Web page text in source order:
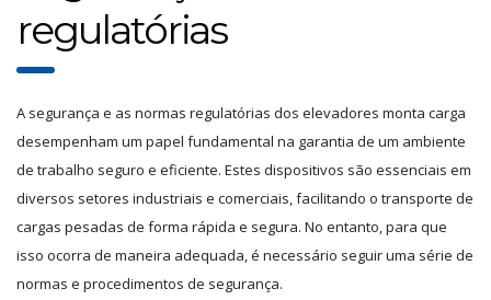
regulatórias
A segurança e as normas regulatórias dos elevadores monta carga
desempenham um papel fundamental na garantia de um ambiente
de trabalho seguro e eficiente. Estes dispositivos são essenciais em
diversos setores industriais e comerciais, facilitando o transporte de
cargas pesadas de forma rápida e segura. No entanto, para que
isso ocorra de maneira adequada, é necessário seguir uma série de
normas e procedimentos de segurança.